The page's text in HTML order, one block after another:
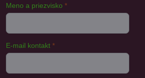
Meno a priezvisko *
E-mail kontakt *